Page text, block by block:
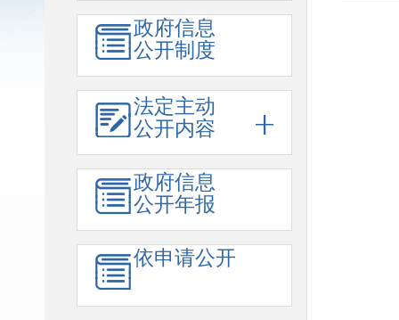
政府信息
公开制度
法定主动
公开内容
政府信息
公开年报
依申请公开